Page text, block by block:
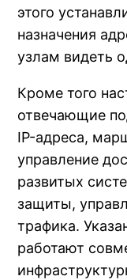
этого
назначения
узлам видеть
Кроме того
отвечающие
IP-адреса,
управление
развитых
защиты,
трафика.
работают